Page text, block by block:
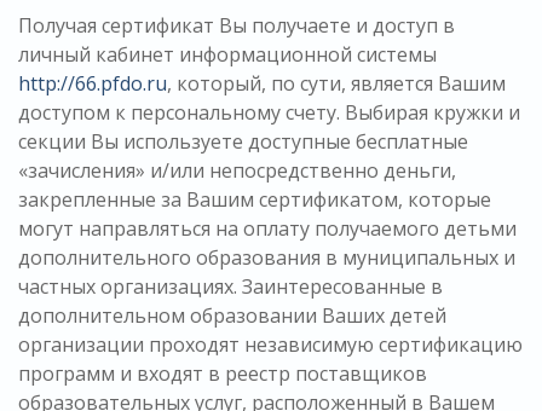
Получая сертификат Вы получаете и доступ в
личный кабинет информационной системы
http://66.pfdo.ru, который, по сути, является Вашим
доступом к персональному счету. Выбирая кружки и
секции Вы используете доступные бесплатные
«зачисления» и/или непосредственно деньги,
закрепленные за Вашим сертификатом, которые
могут направляться на оплату получаемого детьми
дополнительного образования в муниципальных и
частных организациях. Заинтересованные в
дополнительном образовании Ваших детей
организации проходят независимую сертификацию
программ и входят в реестр поставщиков
образовательных услуг, расположенный в Вашем